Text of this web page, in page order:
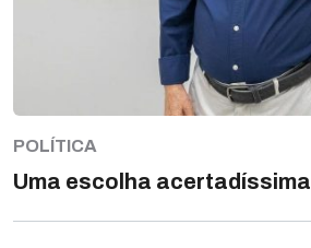
POLÍTICA
Uma escolha acertadíssima